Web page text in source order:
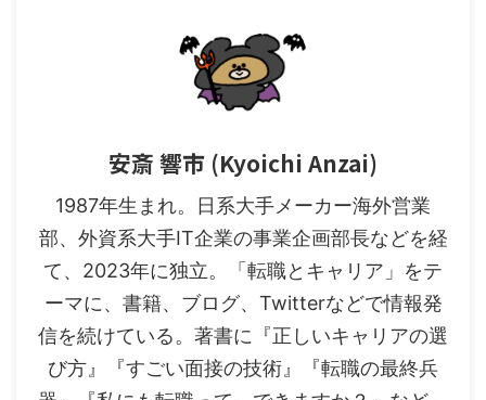
安斎 響市 (Kyoichi Anzai)
1987年生まれ。日系大手メーカー海外営業
部、外資系大手IT企業の事業企画部長などを経
て、2023年に独立。「転職とキャリア」をテ
ーマに、書籍、ブログ、Twitterなどで情報発
信を続けている。著書に『正しいキャリアの選
び方』『すごい面接の技術』『転職の最終兵